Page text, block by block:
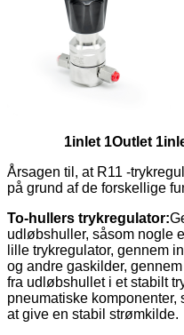
1inlet 1Outlet
Årsagen til, at R11 -
på grund af de forskellige
To-hullers trykregulator:
udløbshuller, såsom nogle
lille trykregulator, gennem
og andre gaskilder,
fra udløbshullet i et stabilt
pneumatiske komponenter,
at give en stabil strømkilde.